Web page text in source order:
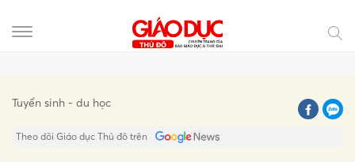
Tuyển sinh - du học
Theo dõi Giáo dục Thủ đô trên